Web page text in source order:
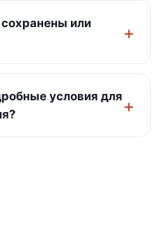
или
условия для